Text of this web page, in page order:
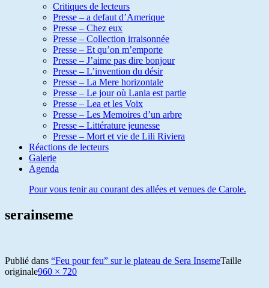
Critiques de lecteurs
Presse – a defaut d’Amerique
Presse – Chez eux
Presse – Collection irraisonnée
Presse – Et qu’on m’emporte
Presse – J’aime pas dire bonjour
Presse – L’invention du désir
Presse – La Mere horizontale
Presse – Le jour où Lania est partie
Presse – Lea et les Voix
Presse – Les Memoires d’un arbre
Presse – Littérature jeunesse
Presse – Mort et vie de Lili Riviera
Réactions de lecteurs
Galerie
Agenda
Pour vous tenir au courant des allées et venues de Carole.
serainseme
Publié dans “Feu pour feu” sur le plateau de Sera InsemeTaille
originale960 × 720